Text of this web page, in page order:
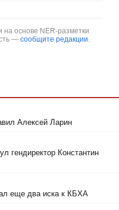
основе NER-разметки
— сообщите редакции
Алексей Ларин
гендиректор Константин
еще два иска к КБХА